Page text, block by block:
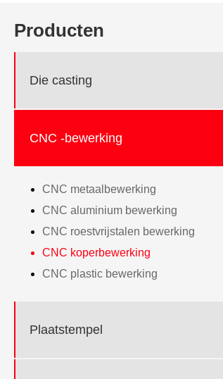
Producten
Die casting
CNC -bewerking
CNC metaalbewerking
CNC aluminium bewerking
CNC roestvrijstalen bewerking
CNC koperbewerking
CNC plastic bewerking
Plaatstempel